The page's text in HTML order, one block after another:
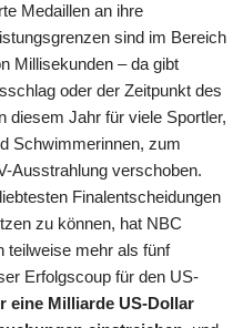
Medaillen an ihre
sind im Bereich
Millisekunden – da gibt
oder der Zeitpunkt des
diesem Jahr für viele Sportler,
Schwimmerinnen, zum
Ausstrahlung verschoben.
Finalentscheidungen
zu können, hat NBC
teilweise mehr als fünf
Erfolgscoup für den US-
eine Milliarde US-Dollar